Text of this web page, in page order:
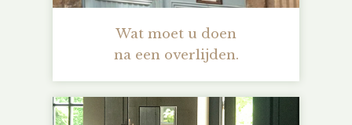
Wat moet u doen
na een overlijden.